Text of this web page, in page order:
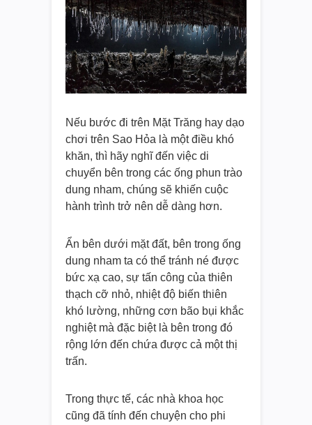
Nếu bước đi trên Mặt Trăng hay dạo
chơi trên Sao Hỏa là một điều khó
khăn, thì hãy nghĩ đến việc di
chuyển bên trong các ống phun trào
dung nham, chúng sẽ khiến cuộc
hành trình trở nên dễ dàng hơn.
Ẩn bên dưới mặt đất, bên trong ống
dung nham ta có thể tránh né được
bức xạ cao, sự tấn công của thiên
thạch cỡ nhỏ, nhiệt độ biến thiên
khó lường, những cơn bão bụi khắc
nghiệt mà đặc biệt là bên trong đó
rộng lớn đến chứa được cả một thị
trấn.
Trong thực tế, các nhà khoa học
cũng đã tính đến chuyện cho phi